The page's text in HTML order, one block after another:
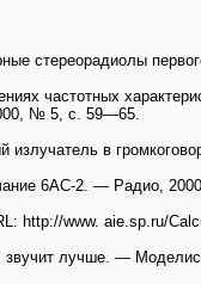
стереорадиолы
частотных
№ 5, с. 59—65.
излучатель в
6АС-2. — Радио,
http://www. aie.sp.ru/
лучше. —